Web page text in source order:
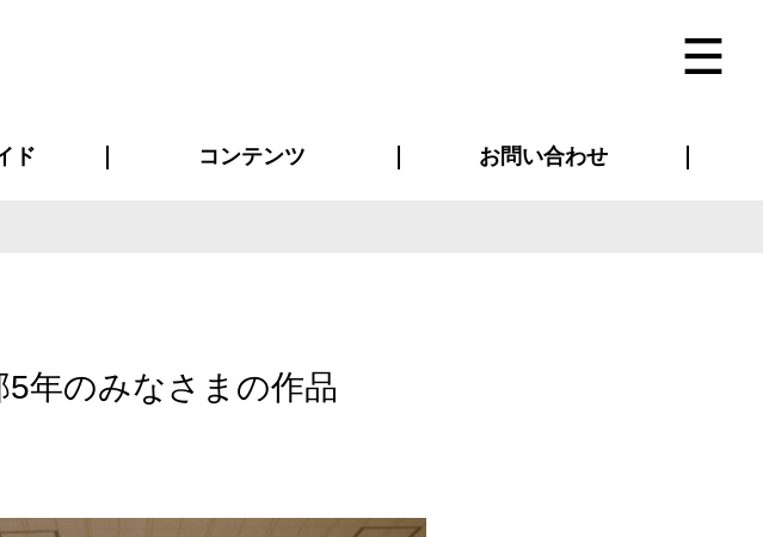
ド
て
て
ト集
ーター
集）
法
コンテンツ お問い合わせ
年のみなさまの作品